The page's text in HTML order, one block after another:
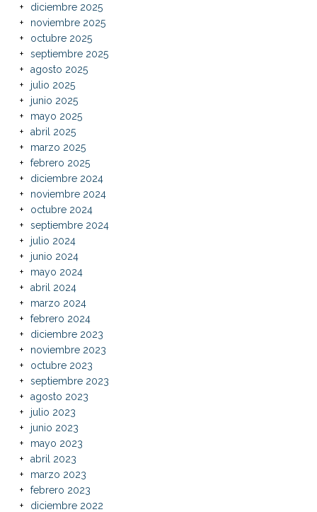
diciembre 2025
noviembre 2025
octubre 2025
septiembre 2025
agosto 2025
julio 2025
junio 2025
mayo 2025
abril 2025
marzo 2025
febrero 2025
diciembre 2024
noviembre 2024
octubre 2024
septiembre 2024
julio 2024
junio 2024
mayo 2024
abril 2024
marzo 2024
febrero 2024
diciembre 2023
noviembre 2023
octubre 2023
septiembre 2023
agosto 2023
julio 2023
junio 2023
mayo 2023
abril 2023
marzo 2023
febrero 2023
diciembre 2022